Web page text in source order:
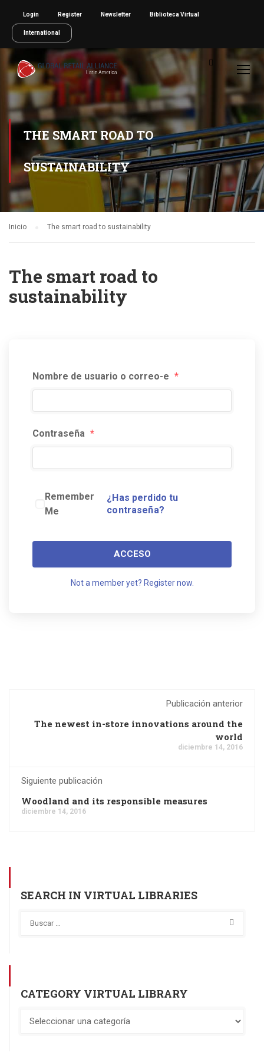
Login Register Newsletter Biblioteca Virtual
International
THE SMART ROAD TO
SUSTAINABILITY
Inicio The smart road to sustainability
The smart road to
sustainability
Nombre de usuario o correo-e *
Contraseña *
Remember
Me
¿Has perdido tu
contraseña?
ACCESO
Not a member yet? Register now.
Publicación anterior
The newest in-store innovations around the
world
diciembre 14, 2016
Siguiente publicación
Woodland and its responsible measures
diciembre 14, 2016
SEARCH IN VIRTUAL LIBRARIES
CATEGORY VIRTUAL LIBRARY